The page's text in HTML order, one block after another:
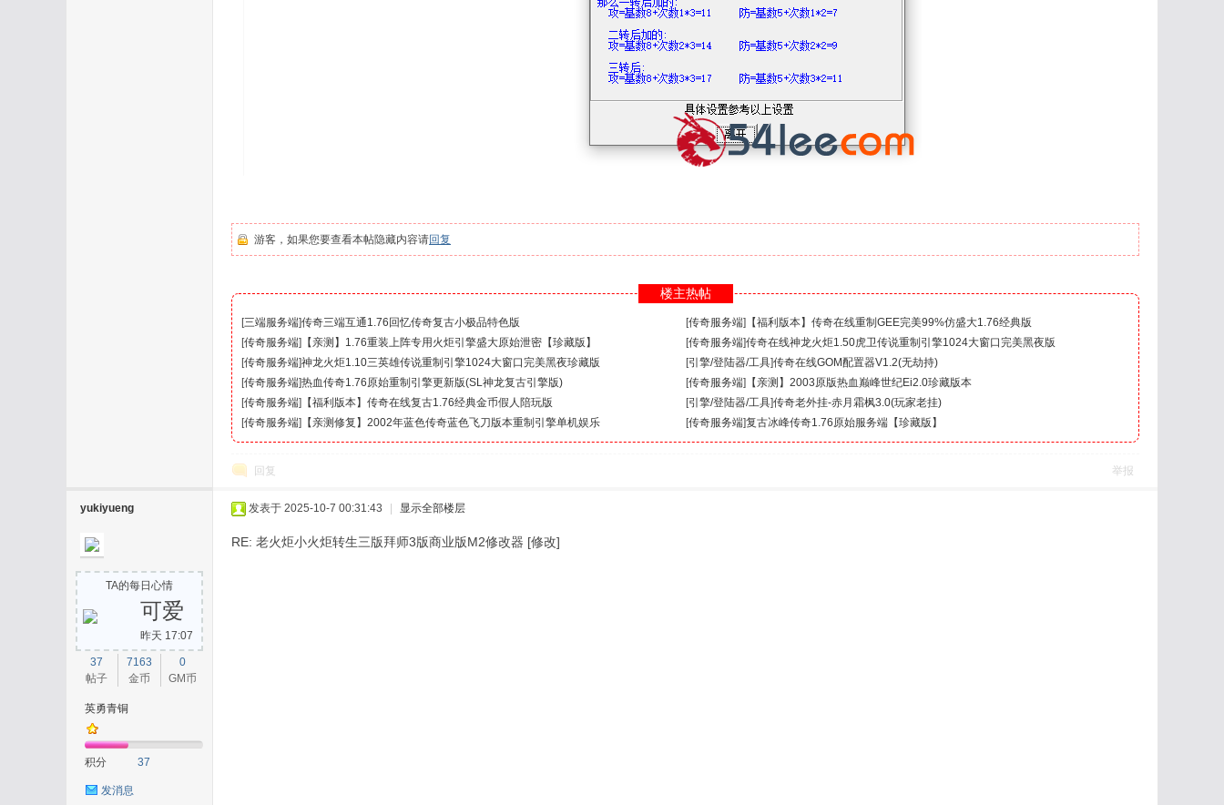
游客，如果您要查看本帖隐藏内容请回复
楼主热帖
传奇三端互通1.76回忆传奇复古小极品特色版
[三端服务端] 【福利版本】传奇在线重制GEE完美99%仿盛大1.76经典版
[传奇服务端]
【亲测】1.76重装上阵专用火炬引擎盛大原始泄密【珍藏版】
[传奇服务端] 传奇在线神龙火炬1.50虎卫传说重制引擎1024大窗口完美黑夜版
[传奇服务端]
神龙火炬1.10三英雄传说重制引擎1024大窗口完美黑夜珍藏版
[传奇服务端] 传奇在线GOM配置器V1.2(无劫持)
[引擎/登陆器/工具]
热血传奇1.76原始重制引擎更新版(SL神龙复古引擎版)
[传奇服务端] 【亲测】2003原版热血巅峰世纪Ei2.0珍藏版本
[传奇服务端]
【福利版本】传奇在线复古1.76经典金币假人陪玩版
[传奇服务端] 传奇老外挂-赤月霜枫3.0(玩家老挂)
[引擎/登陆器/工具]
【亲测修复】2002年蓝色传奇蓝色飞刀版本重制引擎单机娱乐
[传奇服务端] 复古冰峰传奇1.76原始服务端【珍藏版】
[传奇服务端]
回复 举报
yukiyueng
TA的每日心情
可爱
昨天 17:07
37
帖子
7163
金币
0
GM币
英勇青铜
积分 37
发消息
发表于 2025-10-7 00:31:43 显示全部楼层
RE: 老火炬小火炬转生三版拜师3版商业版M2修改器 [修改]